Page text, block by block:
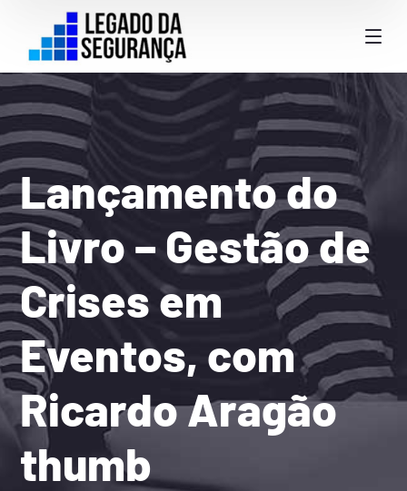
Lançamento do
Livro – Gestão de
Crises em
Eventos, com
Ricardo Aragão
thumb